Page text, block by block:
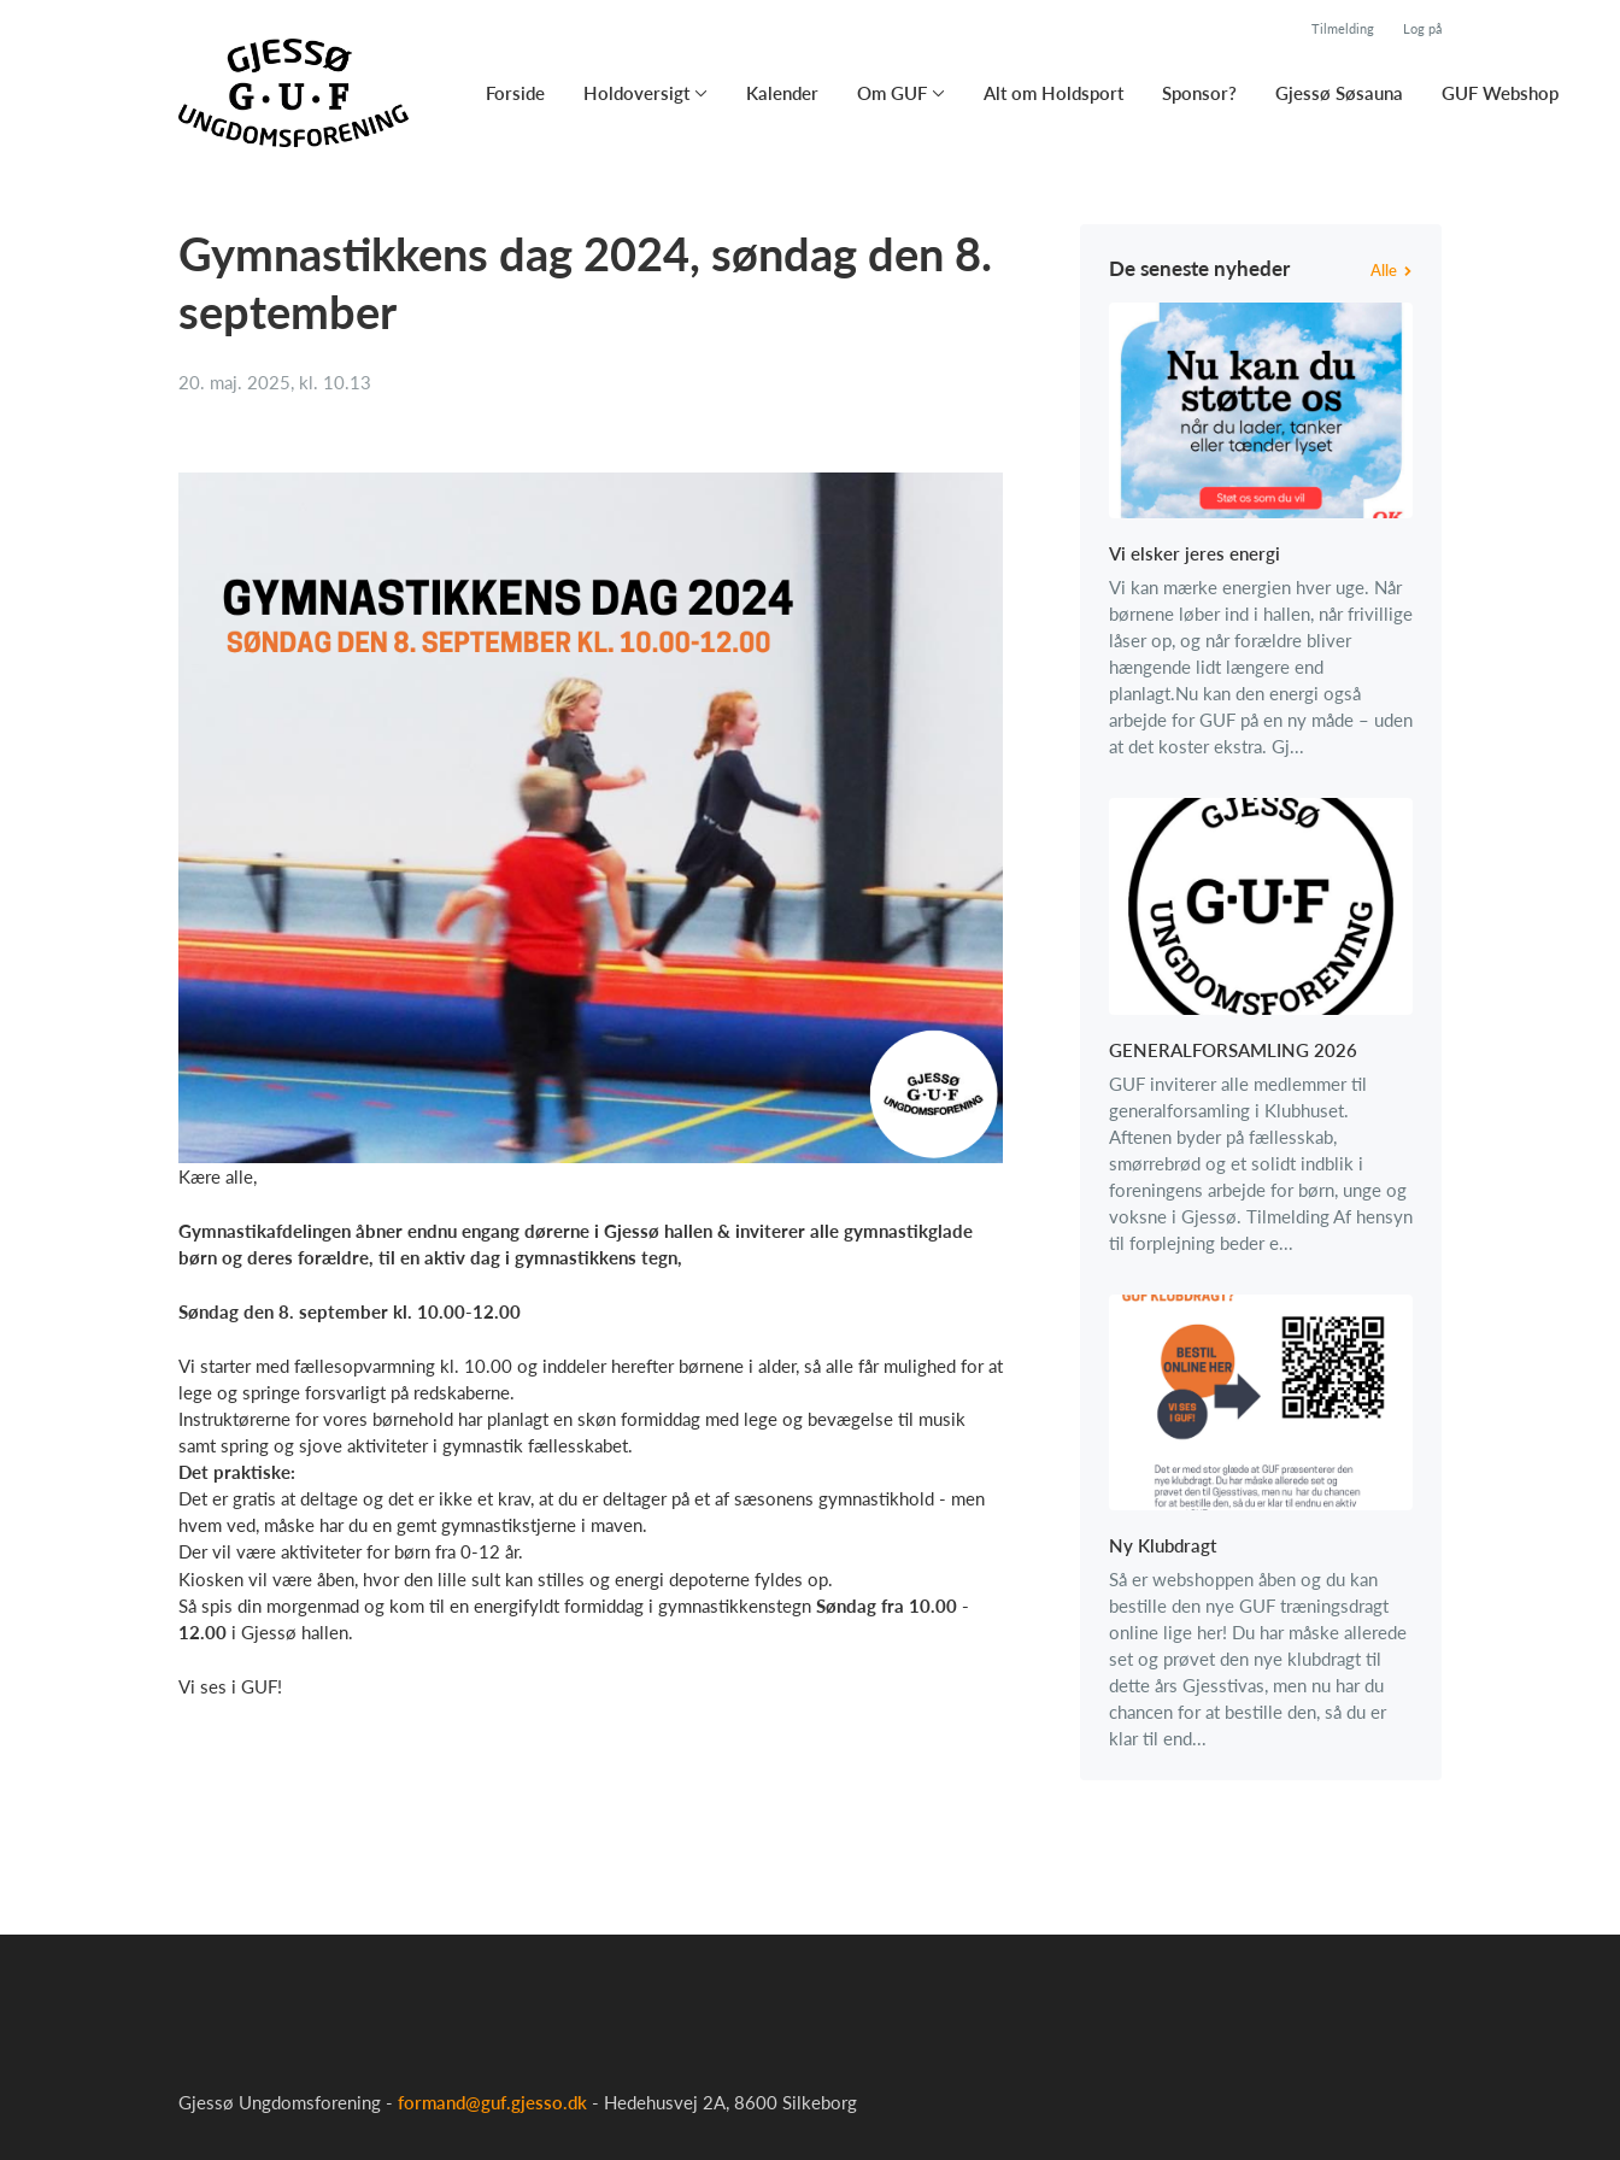
Tilmelding Log på
Forside Holdoversigt Kalender Om GUF Alt om Holdsport Sponsor? Gjessø Søsauna GUF Webshop
Gymnastikkens dag 2024, søndag den 8.
september
20. maj. 2025, kl. 10.13
Kære alle,
Gymnastikafdelingen åbner endnu engang dørerne i Gjessø hallen & inviterer alle gymnastikglade
børn og deres forældre, til en aktiv dag i gymnastikkens tegn,
Søndag den 8. september kl. 10.00-12.00
Vi starter med fællesopvarmning kl. 10.00 og inddeler herefter børnene i alder, så alle får mulighed for at
lege og springe forsvarligt på redskaberne.
Instruktørerne for vores børnehold har planlagt en skøn formiddag med lege og bevægelse til musik
samt spring og sjove aktiviteter i gymnastik fællesskabet.
Det praktiske:
Det er gratis at deltage og det er ikke et krav, at du er deltager på et af sæsonens gymnastikhold - men
hvem ved, måske har du en gemt gymnastikstjerne i maven.
Der vil være aktiviteter for børn fra 0-12 år.
Kiosken vil være åben, hvor den lille sult kan stilles og energi depoterne fyldes op.
Så spis din morgenmad og kom til en energifyldt formiddag i gymnastikkenstegn Søndag fra 10.00 -
12.00 i Gjessø hallen.
Vi ses i GUF!
De seneste nyheder Alle
Vi elsker jeres energi
Vi kan mærke energien hver uge. Når
børnene løber ind i hallen, når frivillige
låser op, og når forældre bliver
hængende lidt længere end
planlagt.Nu kan den energi også
arbejde for GUF på en ny måde – uden
at det koster ekstra. Gj...
GENERALFORSAMLING 2026
GUF inviterer alle medlemmer til
generalforsamling i Klubhuset.
Aftenen byder på fællesskab,
smørrebrød og et solidt indblik i
foreningens arbejde for børn, unge og
voksne i Gjessø. Tilmelding Af hensyn
til forplejning beder e...
Ny Klubdragt
Så er webshoppen åben og du kan
bestille den nye GUF træningsdragt
online lige her! Du har måske allerede
set og prøvet den nye klubdragt til
dette års Gjesstivas, men nu har du
chancen for at bestille den, så du er
klar til end...
Gjessø Ungdomsforening - formand@guf.gjesso.dk - Hedehusvej 2A, 8600 Silkeborg